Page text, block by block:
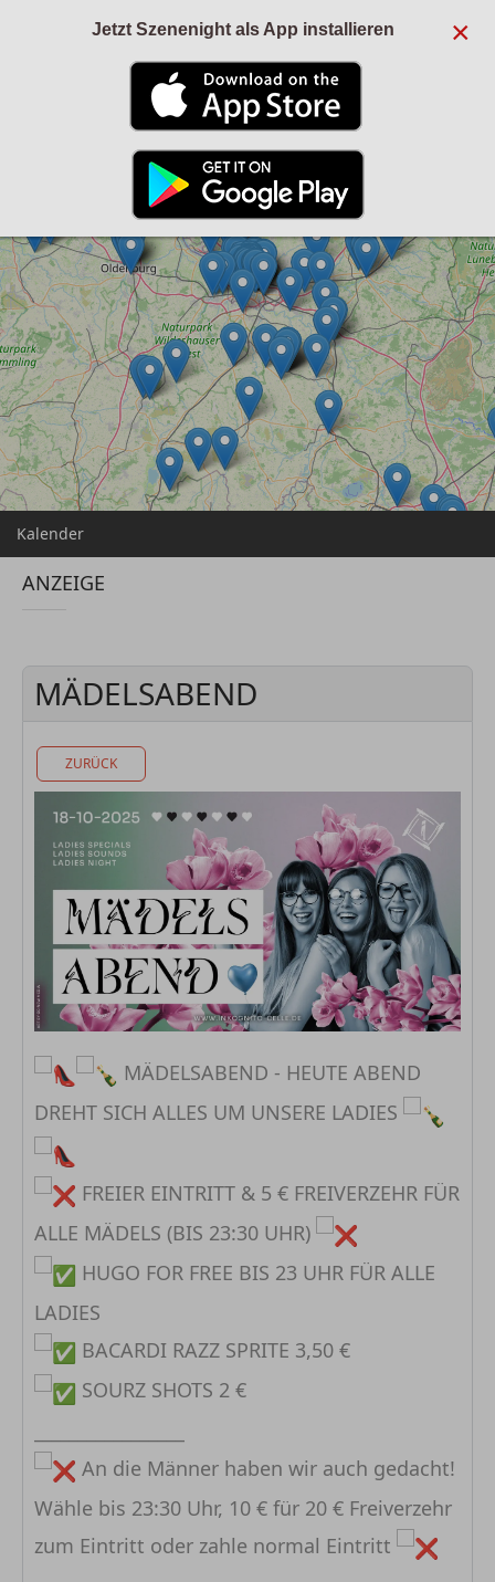
Kalender
ANZEIGE
MÄDELSABEND
ZURÜCK
MÄDELSABEND - HEUTE ABEND
DREHT SICH ALLES UM UNSERE LADIES
FREIER EINTRITT & 5 € FREIVERZEHR FÜR
ALLE MÄDELS (BIS 23:30 UHR)
HUGO FOR FREE BIS 23 UHR FÜR ALLE
LADIES
BACARDI RAZZ SPRITE 3,50 €
SOURZ SHOTS 2 €
An die Männer haben wir auch gedacht!
Wähle bis 23:30 Uhr, 10 € für 20 € Freiverzehr
zum Eintritt oder zahle normal Eintritt
×
Jetzt Szenenight als App installieren